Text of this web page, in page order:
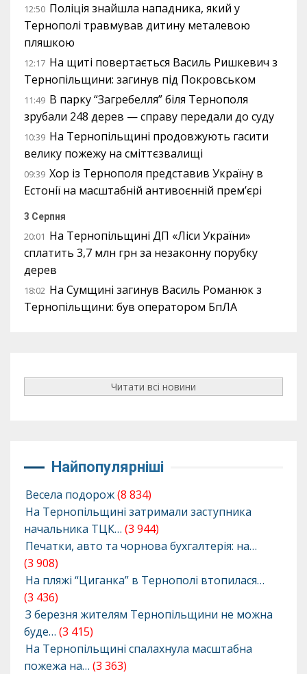
12:50 Поліція знайшла нападника, який у
Тернополі травмував дитину металевою
пляшкою
12:17 На щиті повертається Василь Ришкевич з
Тернопільщини: загинув під Покровськом
11:49 В парку “Загребелля” біля Тернополя
зрубали 248 дерев — справу передали до суду
10:39 На Тернопільщині продовжують гасити
велику пожежу на сміттєзвалищі
09:39 Хор із Тернополя представив Україну в
Естонії на масштабній антивоєнній прем’єрі
3 Серпня
20:01 На Тернопільщині ДП «Ліси України»
сплатить 3,7 млн грн за незаконну порубку
дерев
18:02 На Сумщині загинув Василь Романюк з
Тернопільщини: був оператором БпЛА
Читати всі новини
Найпопулярніші
Весела подорож(8 834)
На Тернопільщині затримали заступника
начальника ТЦК… (3 944)
Печатки, авто та чорнова бухгалтерія: на…
(3 908)
На пляжі “Циганка” в Тернополі втопилася…
(3 436)
З березня жителям Тернопільщини не можна
буде… (3 415)
На Тернопільщині спалахнула масштабна
пожежа на… (3 363)